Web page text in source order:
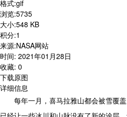
格式:gif
浏览:5735
大小:548 KB
积分:1
来源:NASA网站
时间: 2021年01月28日
收藏: 0
下载原图
详细信息
每年一月，喜马拉雅山都会被雪覆